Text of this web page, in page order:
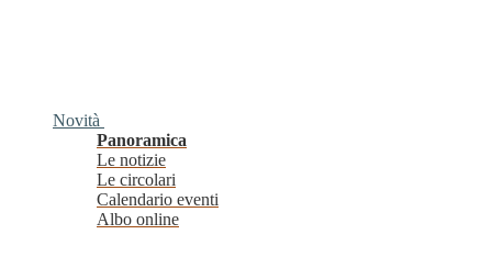
Novità
Panoramica
Le notizie
Le circolari
Calendario eventi
Albo online